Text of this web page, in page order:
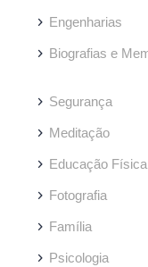
Engenharias
Biografias e
Segurança
Meditação
Educação
Fotografia
Família
Psicologia